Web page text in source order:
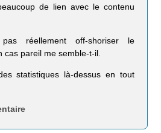
de lien avec le contenu
réellement off-shoriser le
cas pareil me semble-t-il.
statistiques là-dessus en tout